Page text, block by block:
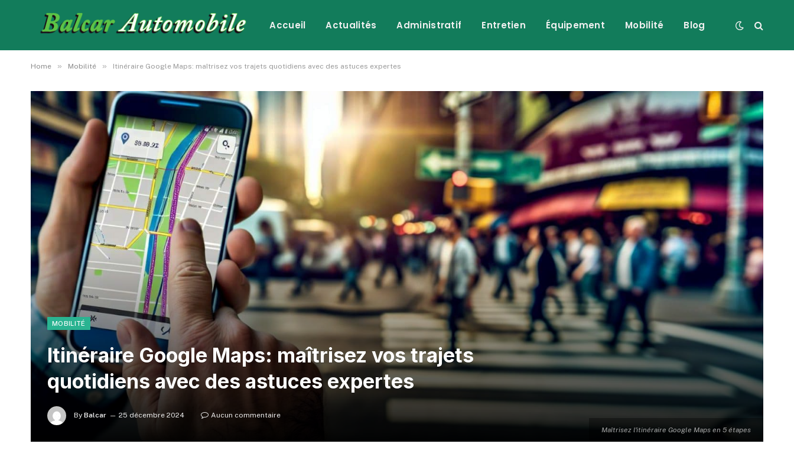
Accueil Actualités Administratif Entretien Équipement Mobilité Blog
Home » Mobilité » Itinéraire Google Maps: maîtrisez vos trajets quotidiens avec des astuces expertes
Maîtrisez l'itinéraire Google Maps en 5 étapes
MOBILITÉ
Itinéraire Google Maps: maîtrisez vos trajets
quotidiens avec des astuces expertes
By Balcar 25 décembre 2024 Aucun commentaire